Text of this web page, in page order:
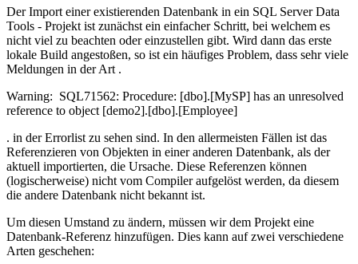
Der Import einer existierenden Datenbank in ein SQL Server Data
Tools - Projekt ist zunächst ein einfacher Schritt, bei welchem es
nicht viel zu beachten oder einzustellen gibt. Wird dann das erste
lokale Build angestoßen, so ist ein häufiges Problem, dass sehr viele
Meldungen in der Art .
Warning: SQL71562: Procedure: [dbo].[MySP] has an unresolved
reference to object [demo2].[dbo].[Employee]
. in der Errorlist zu sehen sind. In den allermeisten Fällen ist das
Referenzieren von Objekten in einer anderen Datenbank, als der
aktuell importierten, die Ursache. Diese Referenzen können
(logischerweise) nicht vom Compiler aufgelöst werden, da diesem
die andere Datenbank nicht bekannt ist.
Um diesen Umstand zu ändern, müssen wir dem Projekt eine
Datenbank-Referenz hinzufügen. Dies kann auf zwei verschiedene
Arten geschehen: